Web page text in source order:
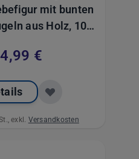
mit bunten
aus Holz, 10
€
exkl. Versandkosten